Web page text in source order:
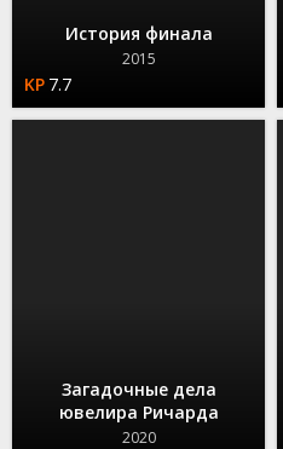
История финала
2015
7.7
Загадочные дела
ювелира Ричарда
2020